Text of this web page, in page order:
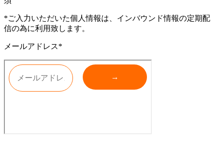
*ご入力いただいた個人情報は、インバウンド情報の定期配
信の為に利用致します。
メールアドレス*